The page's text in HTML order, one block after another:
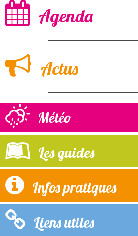
Agenda
Actus
Météo
Les guides
Infos pratiques
Liens utiles